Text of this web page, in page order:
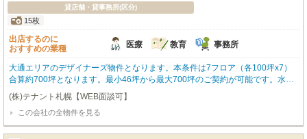
貸店舗・貸事務所(区分)
15枚
出店するのに
おすすめの業種
医療 教育 事務所
大通エリアのデザイナーズ物件となります。本条件は7フロア（各100坪x7）
合算約700坪となります。最小46坪から最大700坪のご契約が可能です。水の
引き込みも可能でございますので、幅広く募集しております。ご質問など、お
気軽にお問い合わせくださいませ。 ⭐️弊社HPに非公開物件を多数掲載してお
ります！⭐️
(株)テナント札幌【WEB面談可】
この会社の全物件を見る